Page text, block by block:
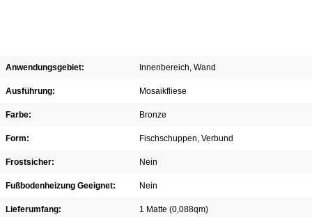
Anwendungsgebiet: Innenbereich , Wand
Ausführung: Mosaikfliese
Farbe: Bronze
Form: Fischschuppen , Verbund
Frostsicher: Nein
Fußbodenheizung Geeignet: Nein
Lieferumfang: 1 Matte (0,088qm)